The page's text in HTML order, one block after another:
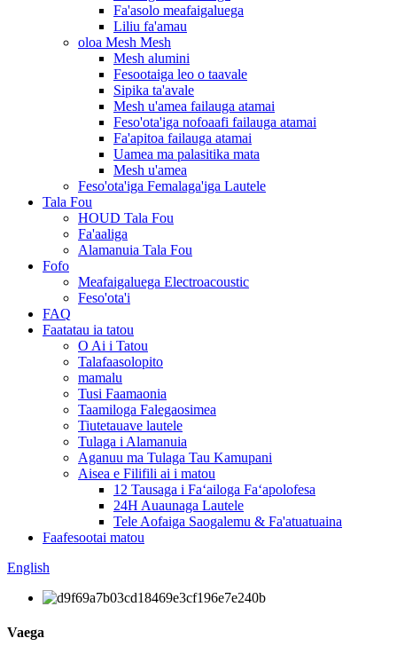
Fa'asolo meafaigaluega
Liliu fa'amau
oloa Mesh Mesh
Mesh alumini
Fesootaiga leo o taavale
Sipika ta'avale
Mesh u'amea failauga atamai
Feso'ota'iga nofoaafi failauga atamai
Fa'apitoa failauga atamai
Uamea ma palasitika mata
Mesh u'amea
Feso'ota'iga Femalaga'iga Lautele
Tala Fou
HOUD Tala Fou
Fa'aaliga
Alamanuia Tala Fou
Fofo
Meafaigaluega Electroacoustic
Feso'ota'i
FAQ
Faatatau ia tatou
O Ai i Tatou
Talafaasolopito
mamalu
Tusi Faamaonia
Taamiloga Falegaosimea
Tiutetauave lautele
Tulaga i Alamanuia
Aganuu ma Tulaga Tau Kamupani
Aisea e Filifili ai i matou
12 Tausaga i Faʻailoga Faʻapolofesa
24H Auaunaga Lautele
Tele Aofaiga Saogalemu & Fa'atuatuaina
Faafesootai matou
English
Vaega